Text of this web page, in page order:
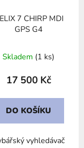
7 CHIRP MDI
GPS G4
Skladem (1 ks)
17 500 Kč
DO KOŠÍKU
vyhledávač